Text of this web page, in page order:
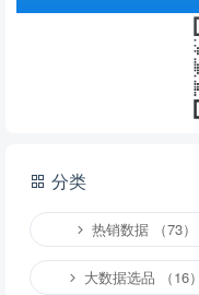
分类
热销数据 （73）
大数据选品 （16）